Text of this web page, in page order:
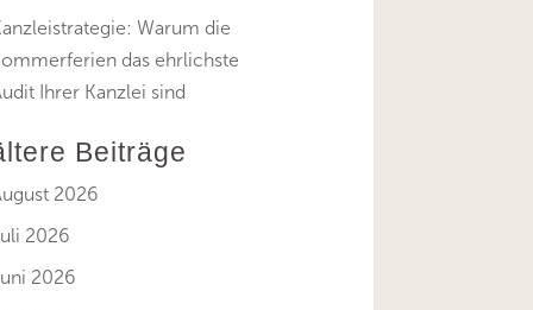
Warum die
das ehrlichste
Ihrer Kanzlei sind
Beiträge
2026
2026
2026